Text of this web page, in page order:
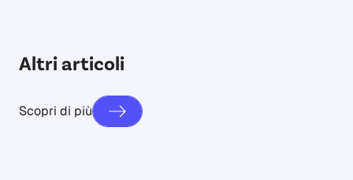
Altri articoli
Scopri di più